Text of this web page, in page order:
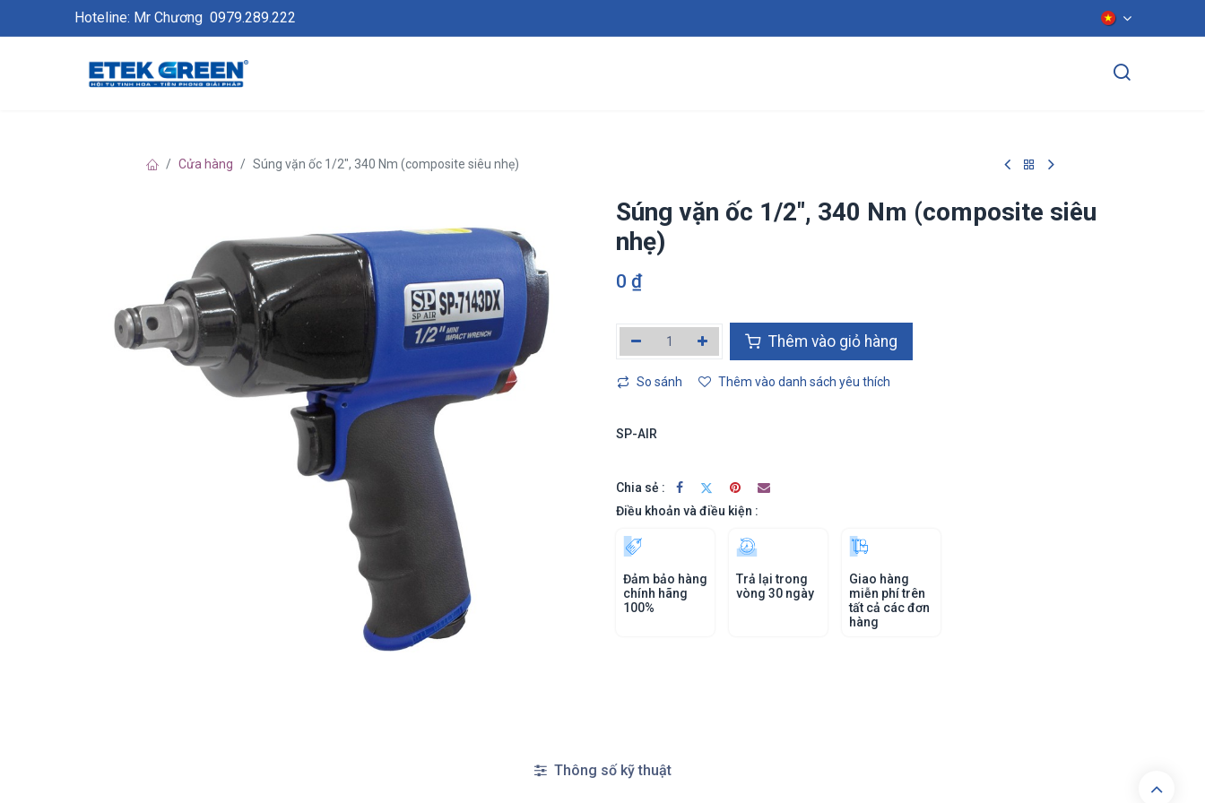
Hoteline: Mr Chương 0979.289.222
Cửa hàng Súng vặn ốc 1/2", 340 Nm (composite siêu nhẹ)
Súng vặn ốc 1/2", 340 Nm (composite siêu
nhẹ)
0 ₫
Thêm vào giỏ hàn​​​​g
So sánh Thêm vào danh sách yêu thích
SP-AIR
Chia sẻ :
Điều khoản và điều kiện :
Đảm bảo hàng
chính hãng
100%
Trả lại trong
vòng 30 ngày
Giao hàng
miễn phí trên
tất cả các đơn
hàng
Thông số kỹ thuật